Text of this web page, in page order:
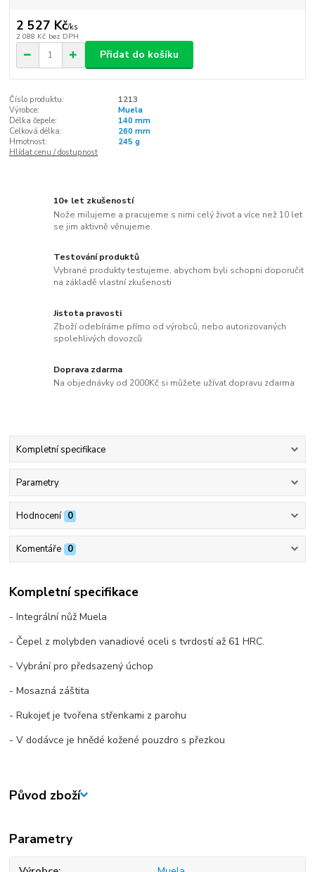
2 527 Kč/ks
2 088 Kč bez DPH
Přidat do košíku
Číslo produktu:
1213
Výrobce:
Muela
Délka čepele:
140 mm
Celková délka:
260 mm
Hmotnost:
245 g
Hlídat cenu / dostupnost
10+ let zkušeností
Nože milujeme a pracujeme s nimi celý život a více než 10 let
se jim aktivně věnujeme.
Testování produktů
Vybrané produkty testujeme, abychom byli schopni doporučit
na základě vlastní zkušenosti
Jistota pravosti
Zboží odebíráme přímo od výrobců, nebo autorizovaných
spolehlivých dovozců
Doprava zdarma
Na objednávky od 2000Kč si můžete užívat dopravu zdarma
Kompletní specifikace
Parametry
Hodnocení 0
Komentáře 0
Kompletní specifikace
- Integrální nůž Muela
- Čepel z molybden vanadiové oceli s tvrdostí až 61 HRC.
- Vybrání pro předsazený úchop
- Mosazná záštita
- Rukojeť je tvořena střenkami z parohu
- V dodávce je hnědé kožené pouzdro s přezkou
Původ zboží
Parametry